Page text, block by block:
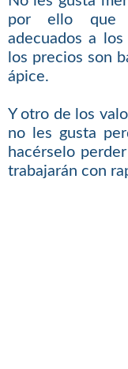
por ello que
adecuados a
los precios son
ápice.
Y otro de los
no les gusta
hacérselo
trabajarán con